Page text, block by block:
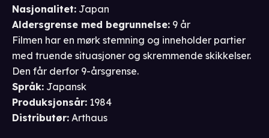
Nasjonalitet: Japan
Aldersgrense med begrunnelse: 9 år
Filmen har en mørk stemning og inneholder partier
med truende situasjoner og skremmende skikkelser.
Den får derfor 9-årsgrense.
Språk: Japansk
Produksjonsår: 1984
Distributør: Arthaus